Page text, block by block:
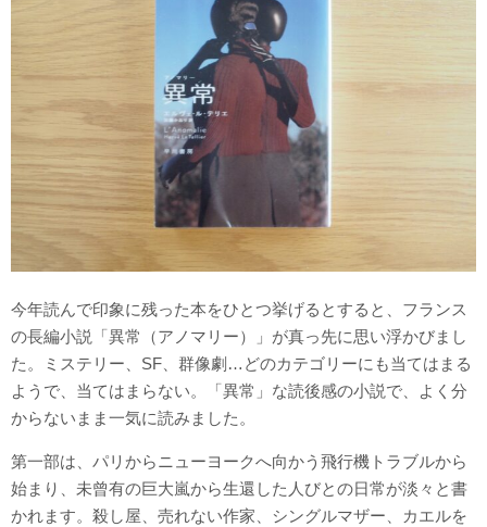
今年読んで印象に残った本をひとつ挙げるとすると、フランス
の長編小説「異常（アノマリー）」が真っ先に思い浮かびまし
た。ミステリー、SF、群像劇…どのカテゴリーにも当てはまる
ようで、当てはまらない。「異常」な読後感の小説で、よく分
からないまま一気に読みました。
第一部は、パリからニューヨークへ向かう飛行機トラブルから
始まり、未曾有の巨大嵐から生還した人びとの日常が淡々と書
かれます。殺し屋、売れない作家、シングルマザー、カエルを